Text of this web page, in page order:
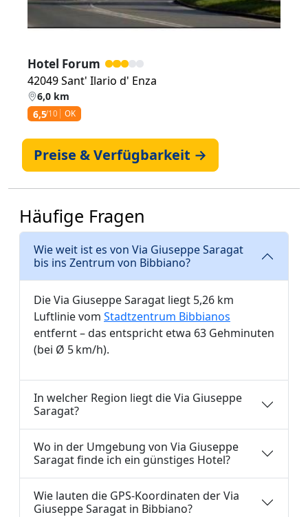
Hotel Forum
42049 Sant' Ilario d' Enza
6,0 km
6,5/10 OK
Preise & Verfügbarkeit →
Häufige Fragen
Wie weit ist es von Via Giuseppe Saragat
bis ins Zentrum von Bibbiano?
Die Via Giuseppe Saragat liegt 5,26 km
Luftlinie vom Stadtzentrum Bibbianos
entfernt – das entspricht etwa 63 Gehminuten
(bei Ø 5 km/h).
In welcher Region liegt die Via Giuseppe
Saragat?
Wo in der Umgebung von Via Giuseppe
Saragat finde ich ein günstiges Hotel?
Wie lauten die GPS-Koordinaten der Via
Giuseppe Saragat in Bibbiano?